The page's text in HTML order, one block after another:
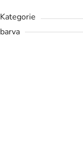
Kategorie
barva